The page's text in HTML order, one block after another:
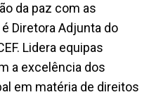
da paz com as
Diretora Adjunta do
Lidera equipas
a excelência dos
em matéria de direitos